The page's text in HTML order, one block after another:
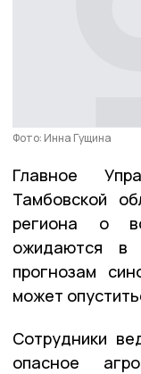
Фото: Инна Гущина
Главное
Тамбовской
региона о
ожидаются в
прогнозам
может
Сотрудники
опасное